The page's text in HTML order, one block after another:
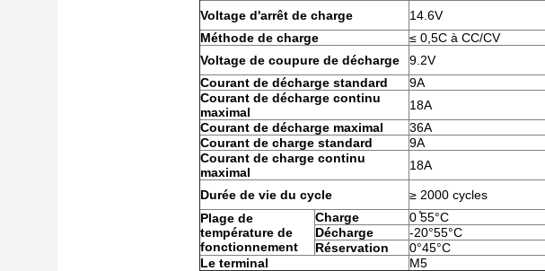
Voltage d'arrêt de charge
14.6V
Méthode de charge
≤ 0,5C à CC/CV
Voltage de coupure de décharge
9.2V
Courant de décharge standard
9A
Courant de décharge continu
maximal
18A
Courant de décharge maximal
36A
Courant de charge standard
9A
Courant de charge continu
maximal
18A
Durée de vie du cycle ≥ 2000 cycles
Plage de
température de
fonctionnement
Charge
0 ̊55°C
Décharge
-20°55°C
Réservation
0°45°C
Le terminal
M5